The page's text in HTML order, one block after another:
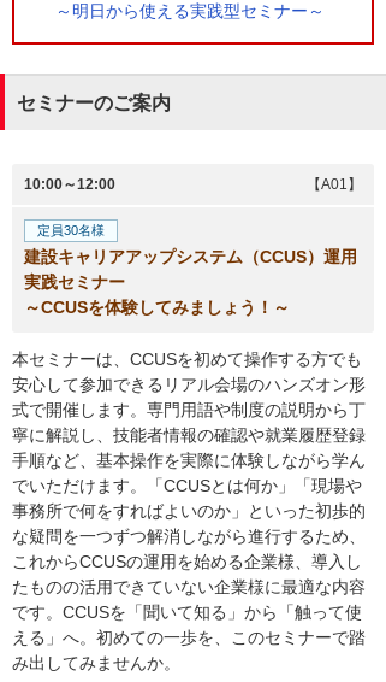
～明日から使える実践型セミナー～
セミナーのご案内
10:00～12:00 【A01】
定員30名様
建設キャリアアップシステム（CCUS）運用
実践セミナー
～CCUSを体験してみましょう！～
本セミナーは、CCUSを初めて操作する方でも
安心して参加できるリアル会場のハンズオン形
式で開催します。専門用語や制度の説明から丁
寧に解説し、技能者情報の確認や就業履歴登録
手順など、基本操作を実際に体験しながら学ん
でいただけます。「CCUSとは何か」「現場や
事務所で何をすればよいのか」といった初歩的
な疑問を一つずつ解消しながら進行するため、
これからCCUSの運用を始める企業様、導入し
たものの活用できていない企業様に最適な内容
です。CCUSを「聞いて知る」から「触って使
える」へ。初めての一歩を、このセミナーで踏
み出してみませんか。